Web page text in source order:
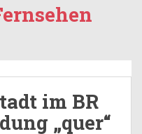
im BR
„quer“